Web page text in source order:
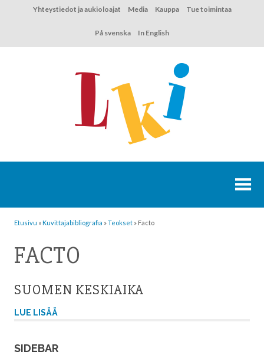
Yhteystiedot ja aukioloajat Media Kauppa Tue toimintaa
På svenska In English
Etusivu »Kuvittaja­bibliografia »Teokset » Facto
FACTO
SUOMEN KESKIAIKA
LUE LISÄÄ
SIDEBAR